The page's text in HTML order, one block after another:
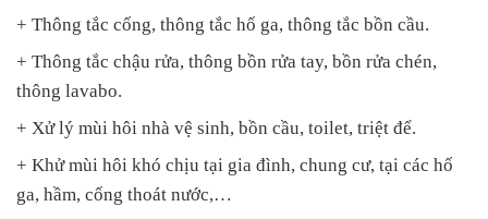
+ Thông tắc cống, thông tắc hố ga, thông tắc bồn cầu.
+ Thông tắc chậu rửa, thông bồn rửa tay, bồn rửa chén,
thông lavabo.
+ Xử lý mùi hôi nhà vệ sinh, bồn cầu, toilet, triệt để.
+ Khử mùi hôi khó chịu tại gia đình, chung cư, tại các hố
ga, hầm, cống thoát nước,…